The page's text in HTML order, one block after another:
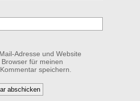
Adresse und Website
für meinen
speichern.